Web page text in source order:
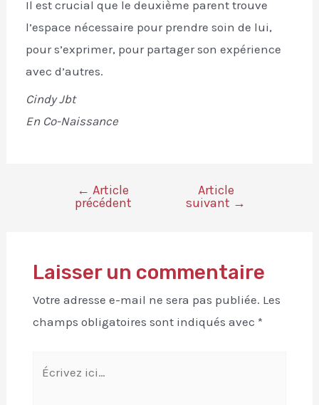
Il est crucial que le deuxième parent trouve
l’espace nécessaire pour prendre soin de lui,
pour s’exprimer, pour partager son expérience
avec d’autres.
Cindy Jbt
En Co-Naissance
← Article
précédent
Article
suivant →
Laisser un commentaire
Votre adresse e-mail ne sera pas publiée. Les
champs obligatoires sont indiqués avec *